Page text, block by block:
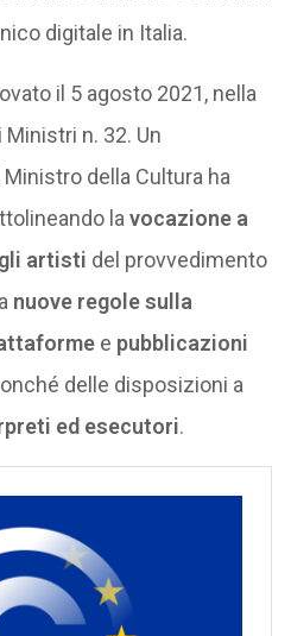
digitale in Italia.
il 5 agosto 2021, nella
n. 32. Un
della Cultura ha
la vocazione a
artisti del provvedimento
nuove regole sulla
e pubblicazioni
delle disposizioni a
ed esecutori.